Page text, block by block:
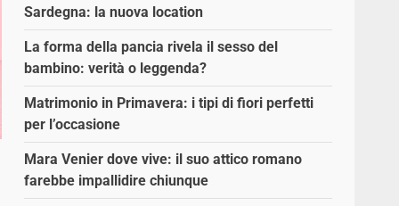
Sardegna: la nuova location
La forma della pancia rivela il sesso del
bambino: verità o leggenda?
Matrimonio in Primavera: i tipi di fiori perfetti
per l’occasione
Mara Venier dove vive: il suo attico romano
farebbe impallidire chiunque